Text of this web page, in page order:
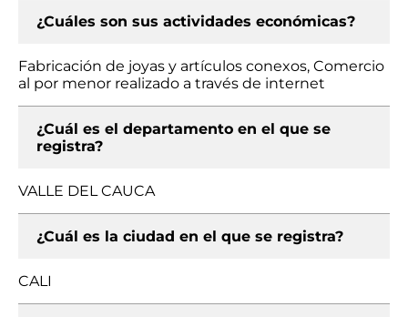
¿Cuáles son sus actividades económicas?
Fabricación de joyas y artículos conexos, Comercio
al por menor realizado a través de internet
¿Cuál es el departamento en el que se
registra?
VALLE DEL CAUCA
¿Cuál es la ciudad en el que se registra?
CALI